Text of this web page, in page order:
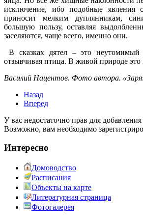
исключение, ибо подобные явления
приносит мелким дуплянникам,
большую пользу, оставляя
заселяются, чаще всего, именно они.
В сказках дятел – это неутомимый
отзывчивая птица. В живой природе это
Василий Нацентов. Фото автора.
Назад
Вперед
У вас недостаточно прав для
Возможно, вам необходимо
Интересно
Домоводство
Расписания
Объекты на карте
Литературная страница
Фотогалерея